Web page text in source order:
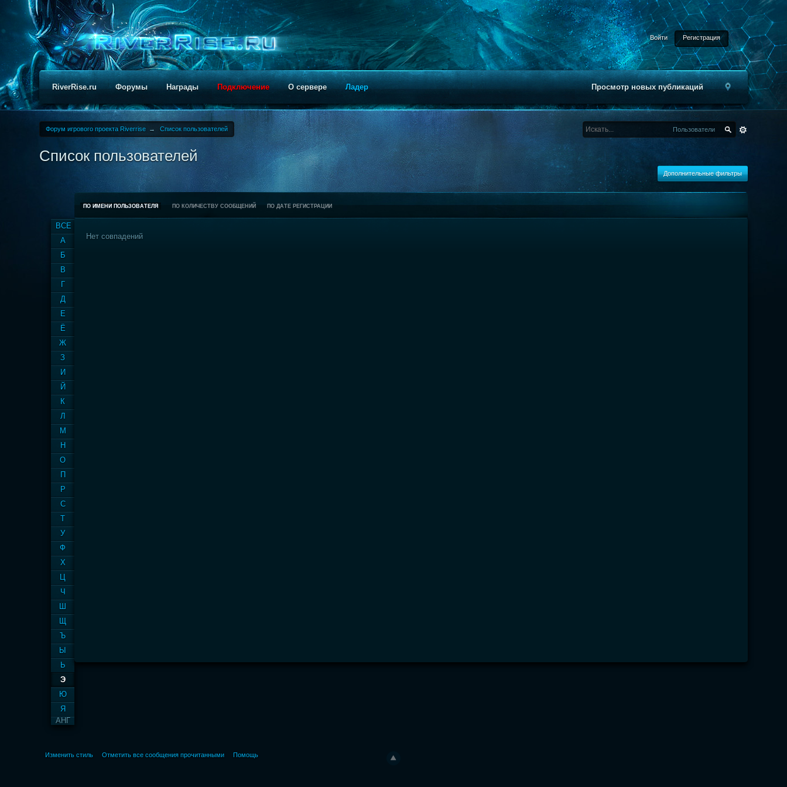
Войти Регистрация
Просмотр новых публикаций
RiverRise.ru Форумы Награды Подключение О сервере Ладер
Форум игрового проекта Riverrise → Список пользователей Пользователи
Список пользователей
Дополнительные фильтры
ВСЕ
А
Б
В
Г
Д
Е
Ё
Ж
З
И
Й
К
Л
М
Н
О
П
Р
С
Т
У
Ф
Х
Ц
Ч
Ш
Щ
Ъ
Ы
Ь
Э
Ю
Я
АНГ
ПО ИМЕНИ ПОЛЬЗОВАТЕЛЯ ПО КОЛИЧЕСТВУ СООБЩЕНИЙ ПО ДАТЕ РЕГИСТРАЦИИ
Нет совпадений
Изменить стиль Отметить все сообщения прочитанными Помощь